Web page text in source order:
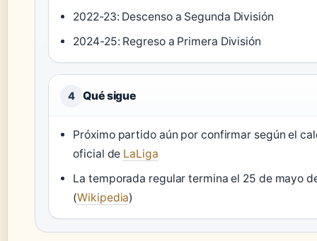
2022-23: Descenso a Segunda División
2024-25: Regreso a Primera División
4 Qué sigue
Próximo partido aún por confirmar según el
oficial de LaLiga
La temporada regular termina el 25 de mayo
(Wikipedia)